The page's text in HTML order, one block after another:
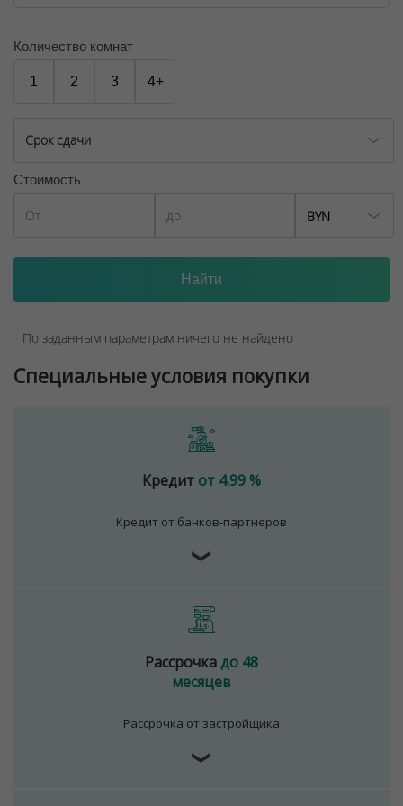
Договор на оказание риэлтерских услуг № 447/6, от
04.09.2025
Количество комнат
1 2 3 4+
Срок сдачи
Стоимость
BYN
По заданным параметрам ничего не найдено
Специальные условия покупки
Кредит от 4.99 %
Кредит от банков-партнеров
❯
Рассрочкадо 48
месяцев
Рассрочка от застройщика
❯